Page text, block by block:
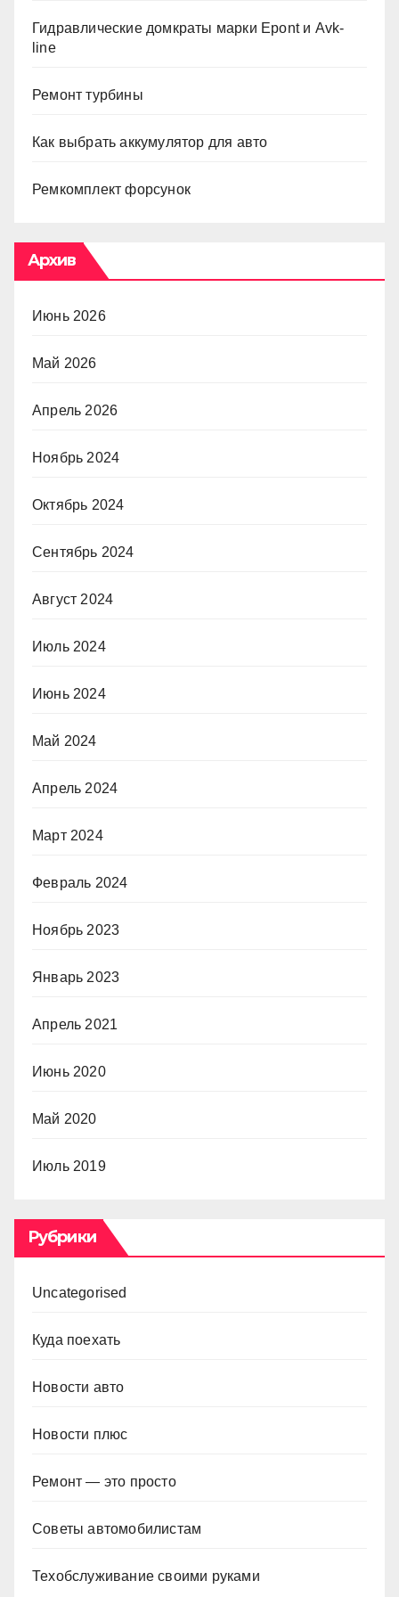
Гидравлические домкраты марки Epont и Avk-
line
Ремонт турбины
Как выбрать аккумулятор для авто
Ремкомплект форсунок
Архив
Июнь 2026
Май 2026
Апрель 2026
Ноябрь 2024
Октябрь 2024
Сентябрь 2024
Август 2024
Июль 2024
Июнь 2024
Май 2024
Апрель 2024
Март 2024
Февраль 2024
Ноябрь 2023
Январь 2023
Апрель 2021
Июнь 2020
Май 2020
Июль 2019
Рубрики
Uncategorised
Куда поехать
Новости авто
Новости плюс
Ремонт — это просто
Советы автомобилистам
Техобслуживание своими руками